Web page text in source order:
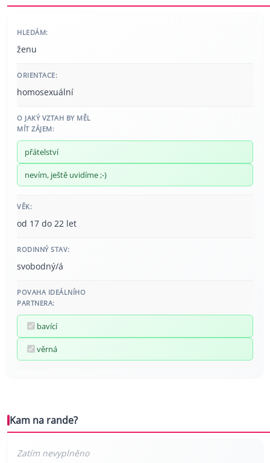
HLEDÁM:
ženu
ORIENTACE:
homosexuální
O JAKÝ VZTAH BY MĚL
MÍT ZÁJEM:
přátelství
nevím, ještě uvidíme ;-)
VĚK:
od 17 do 22 let
RODINNÝ STAV:
svobodný/á
POVAHA IDEÁLNÍHO
PARTNERA:
bavící
věrná
Kam na rande?